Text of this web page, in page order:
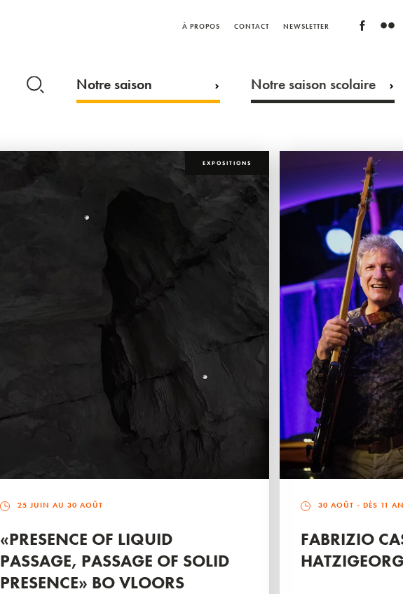
À PROPOS CONTACT NEWSLETTER
Notre saison Notre saison scolaire
EXPOSITIONS
25 JUIN AU 30 AOÛT
«PRESENCE OF LIQUID
PASSAGE, PASSAGE OF SOLID
PRESENCE» BO VLOORS
30 AOÛT - DÈS 11
FABRIZIO